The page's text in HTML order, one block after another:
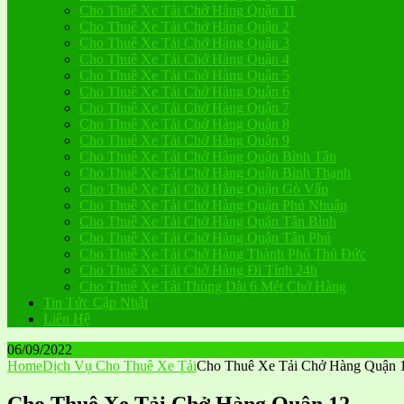
Cho Thuê Xe Tải Chở Hàng Quận 11
Cho Thuê Xe Tải Chở Hàng Quận 2
Cho Thuê Xe Tải Chở Hàng Quận 3
Cho Thuê Xe Tải Chở Hàng Quận 4
Cho Thuê Xe Tải Chở Hàng Quận 5
Cho Thuê Xe Tải Chở Hàng Quận 6
Cho Thuê Xe Tải Chở Hàng Quận 7
Cho Thuê Xe Tải Chở Hàng Quận 8
Cho Thuê Xe Tải Chở Hàng Quận 9
Cho Thuê Xe Tải Chở Hàng Quận Bình Tân
Cho Thuê Xe Tải Chở Hàng Quận Bình Thạnh
Cho Thuê Xe Tải Chở Hàng Quận Gò Vấp
Cho Thuê Xe Tải Chở Hàng Quận Phú Nhuận
Cho Thuê Xe Tải Chở Hàng Quận Tân Bình
Cho Thuê Xe Tải Chở Hàng Quận Tân Phú
Cho Thuê Xe Tải Chở Hàng Thành Phố Thủ Đức
Cho Thuê Xe Tải Chở Hàng Đi Tỉnh 24h
Cho Thuê Xe Tải Thùng Dài 6 Mét Chở Hàng
Tin Tức Cập Nhật
Liên Hệ
06/09/2022
HomeDịch Vụ Cho Thuê Xe TảiCho Thuê Xe Tải Chở Hàng Quận